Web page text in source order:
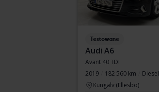
Testowane
Audi A6
Avant 40 TDI
2019
182 560 km
Diesel
Kungälv (Ellesbo)